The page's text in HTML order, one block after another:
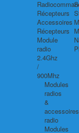
Récepteurs
Accessoires
Récepteurs
Module
radio
2.4Ghz
/
900Mhz
Modules
radios
&
accessoires
radio
Modules